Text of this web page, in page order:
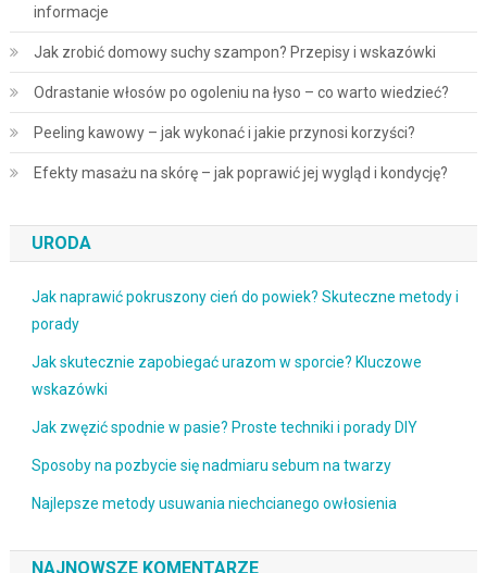
informacje
Jak zrobić domowy suchy szampon? Przepisy i wskazówki
Odrastanie włosów po ogoleniu na łyso – co warto wiedzieć?
Peeling kawowy – jak wykonać i jakie przynosi korzyści?
Efekty masażu na skórę – jak poprawić jej wygląd i kondycję?
URODA
Jak naprawić pokruszony cień do powiek? Skuteczne metody i
porady
Jak skutecznie zapobiegać urazom w sporcie? Kluczowe
wskazówki
Jak zwęzić spodnie w pasie? Proste techniki i porady DIY
Sposoby na pozbycie się nadmiaru sebum na twarzy
Najlepsze metody usuwania niechcianego owłosienia
NAJNOWSZE KOMENTARZE